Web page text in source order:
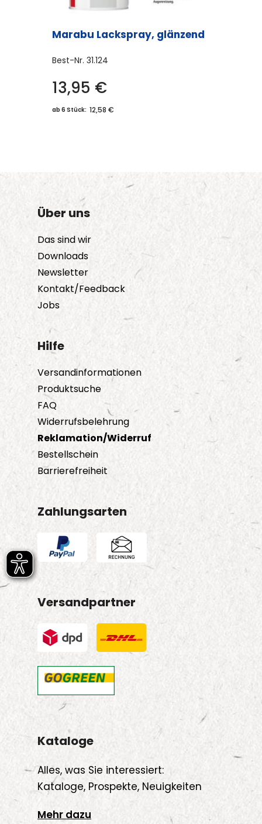
Marabu Lackspray, glänzend
Best-Nr. 31.124
13,95 €
ab 6 Stück: 12,58 €
Über uns
Das sind wir
Downloads
Newsletter
Kontakt/Feedback
Jobs
Hilfe
Versandinformationen
Produktsuche
FAQ
Widerrufsbelehrung
Reklamation/Widerruf
Bestellschein
Barrierefreiheit
Zahlungsarten
Versandpartner
Kataloge
Alles, was Sie interessiert:
Kataloge, Prospekte, Neuigkeiten
Mehr dazu